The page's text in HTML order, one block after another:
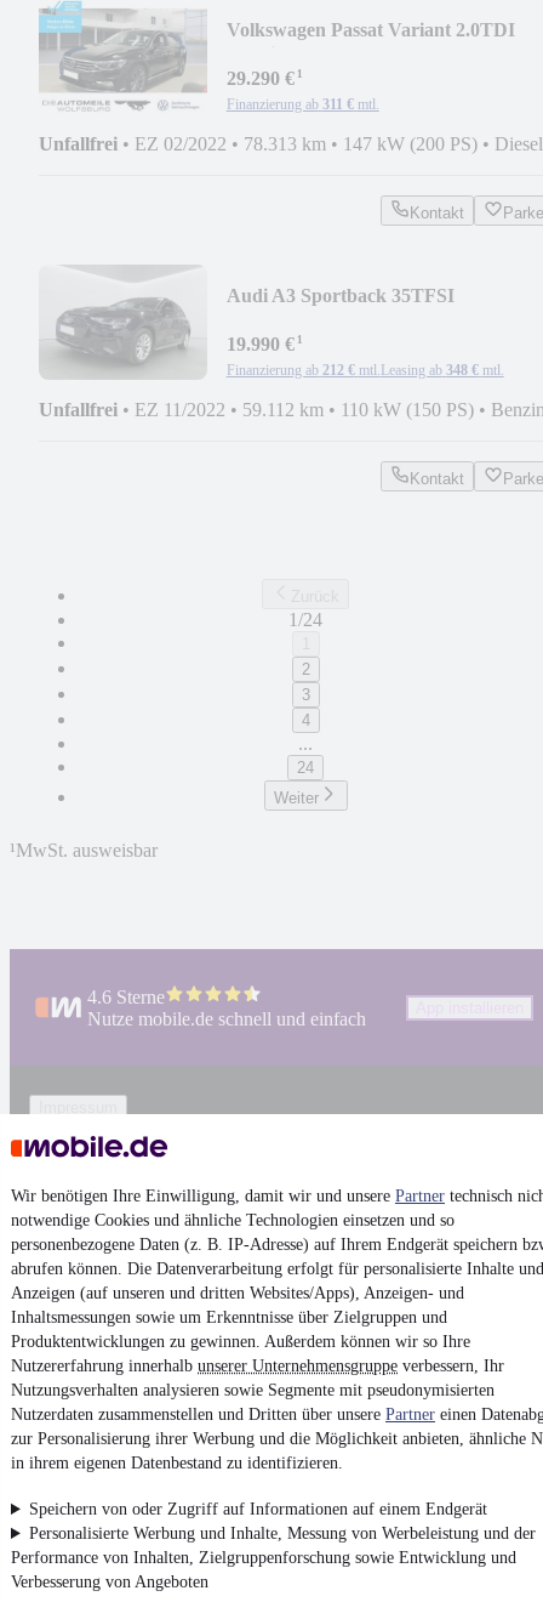
Wir benötigen Ihre Einwilligung, damit wir und unsere Partner technisch
notwendige Cookies und ähnliche Technologien einsetzen und so
personenbezogene Daten (z. B. IP-Adresse) auf Ihrem Endgerät speichern
abrufen können. Die Datenverarbeitung erfolgt für personalisierte Inhalte und
Anzeigen (auf unseren und dritten Websites/Apps), Anzeigen- und
Inhaltsmessungen sowie um Erkenntnisse über Zielgruppen und
Produktentwicklungen zu gewinnen. Außerdem können wir so Ihre
Nutzererfahrung innerhalb unserer Unternehmensgruppe verbessern, Ihr
Nutzungsverhalten analysieren sowie Segmente mit pseudonymisierten
Nutzerdaten zusammenstellen und Dritten über unsere Partner einen
zur Personalisierung ihrer Werbung und die Möglichkeit anbieten, ähnliche
in ihrem eigenen Datenbestand zu identifizieren.
Speichern von oder Zugriff auf Informationen auf einem Endgerät
Personalisierte Werbung und Inhalte, Messung von Werbeleistung und der
Performance von Inhalten, Zielgruppenforschung sowie Entwicklung und
Verbesserung von Angeboten
Volkswagen Passat Variant 2.0TDI
29.290 €¹
Finanzierung ab 311 € mtl.
Unfallfrei • EZ 02/2022 • 78.313 km • 147 kW (200 PS) • Diesel
Kontakt
Audi A3 Sportback 35TFSI
19.990 €¹
Finanzierung ab 212 € mtl. Leasing ab 348 € mtl.
Unfallfrei • EZ 11/2022 • 59.112 km • 110 kW (150 PS) •
Kontakt
1/24
2
3
4
...
24
Weiter
¹MwSt. ausweisbar
4.6 Sterne
Nutze mobile.de schnell und einfach
AGB
Datenschutz
Datenschutzeinstellungen
Erklärung zur Barrierefreiheit
Report Security Vulnerability (English)
Powered by
Entdecke Kleinwagen,SUVundWohnmobile